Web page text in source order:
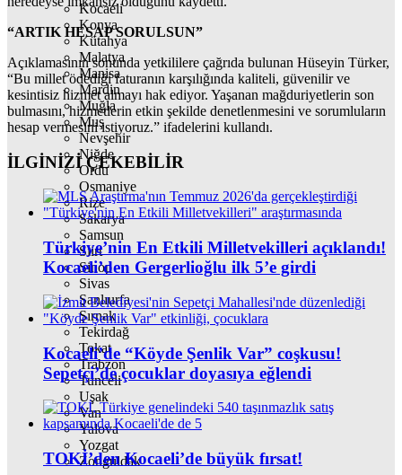
Kocaeli
Konya
Kütahya
Malatya
Manisa
Mardin
Muğla
Muş
Nevşehir
Niğde
Ordu
Osmaniye
Rize
Sakarya
Samsun
Siirt
Sinop
Sivas
Şanlıurfa
Şırnak
Tekirdağ
Tokat
Trabzon
Tunceli
Uşak
Van
Yalova
Yozgat
Zonguldak
“ARTIK HESAP SORULSUN”
Açıklamasının sonunda yetkililere çağrıda bulunan Hüseyin Türker,
“Bu millet ödediği faturanın karşılığında kaliteli, güvenilir ve
kesintisiz hizmet almayı hak ediyor. Yaşanan mağduriyetlerin son
bulmasını, hizmetlerin etkin şekilde denetlenmesini ve sorumluların
hesap vermesini istiyoruz.” ifadelerini kullandı.
İLGİNİZİÇEKEBİLİR
Türkiye’nin En Etkili Milletvekilleri açıklandı!
Kocaeli’den Gergerlioğlu ilk 5’e girdi
Kocaeli’de “Köyde Şenlik Var” coşkusu!
Sepetçi’de çocuklar doyasıya eğlendi
TOKİ’den Kocaeli’de büyük fırsat!